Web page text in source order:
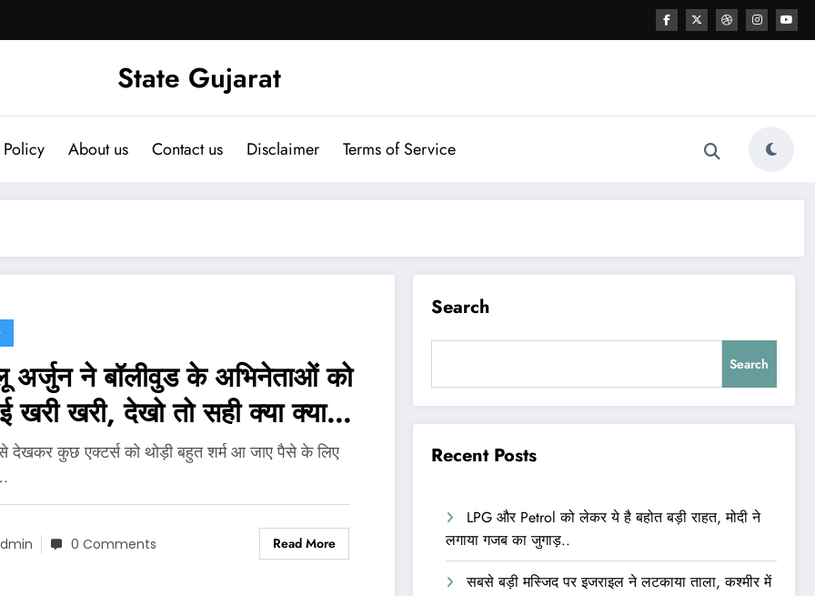
State Gujarat
About us Contact us Disclaimer Terms of Service
अर्जुन ने बॉलीवुड के अभिनेताओं को
खरी खरी, देखो तो सही क्या क्या
देखकर कुछ एक्टर्स को थोड़ी बहुत शर्म आ जाए पैसे के लिए
0 Comments Read More
Search
Search
Recent Posts
LPG और Petrol को लेकर ये है बहोत बड़ी राहत, मोदी ने
लगाया गजब का जुगाड़..
सबसे बड़ी मस्जिद पर इजराइल ने लटकाया ताला, कश्मीर में